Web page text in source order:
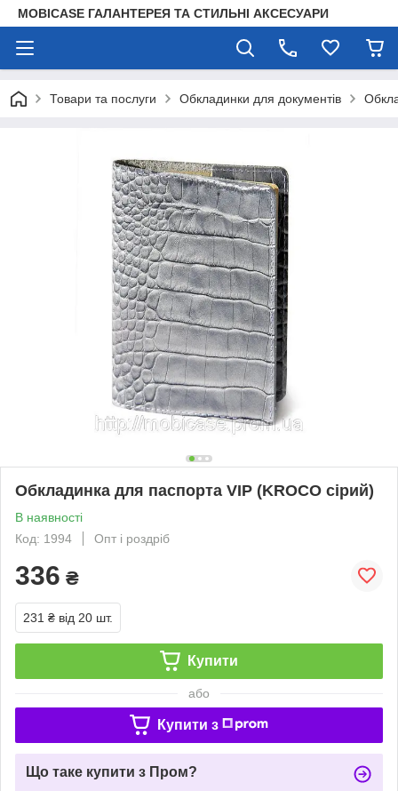
MOBICASE ГАЛАНТЕРЕЯ ТА СТИЛЬНІ АКСЕСУАРИ
Товари та послуги Обкладинки для документів
Обкладинка для паспорта VIP (KROCO сірий)
В наявності
Код: 1994
Опт і роздріб
336 ₴
231 ₴ від 20 шт.
Купити
або
Купити з
Що таке купити з Пром?